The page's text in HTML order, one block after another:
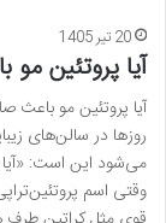
20 تیر 1405
آیا پروتئین
آیا پروتئین مو باعث
روزها در سالن‌های
می‌شود این است:
وقتی اسم